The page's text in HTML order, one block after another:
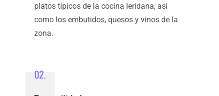
platos típicos de la cocina leridana, asi
como los embutidos, quesos y vinos de la
zona.
02.